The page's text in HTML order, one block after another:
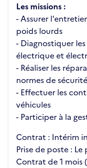
Les missions :
- Assurer
poids lourds
- Diagnostiquer
électrique et
- Réaliser les
normes de sécurité
- Effectuer les
véhicules
- Participer à la
Contrat : Intérim
Prise de poste :
Contrat de 1 mois